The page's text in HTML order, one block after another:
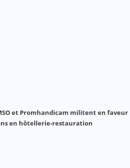
et Promhandicam militent en faveur
en hôtellerie-restauration